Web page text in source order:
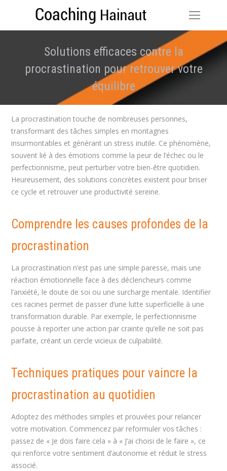
Solutions efficaces contre la
procrastination pour retrouver votre
équilibre
Vous êtes ici :
La procrastination touche de nombreuses personnes,
transformant des tâches simples en montagnes
insurmontables et générant un stress inutile. Ce phénomène,
souvent lié à des émotions comme la peur de l’échec ou le
perfectionnisme, peut perturber votre bien-être quotidien.
Heureusement, des solutions concrètes existent pour briser
ce cycle et retrouver une productivité sereine.
Comprendre les causes profondes de la
procrastination
La procrastination n’est pas une simple paresse, mais une
réaction émotionnelle face à des déclencheurs comme
l’anxiété, le doute de soi ou une surcharge mentale. Identifier
ces racines permet de passer d’une lutte superficielle à une
transformation durable. Par exemple, le perfectionnisme
pousse à reporter une action par crainte qu’elle ne soit pas
parfaite, créant un cercle vicieux de culpabilité.
Techniques pratiques pour vaincre la
procrastination au quotidien
Adoptez des méthodes simples et prouvées pour relancer
votre motivation. Commencez par reformuler vos tâches :
passez de « Je dois faire cela » à « J’ai choisi de le faire », ce
qui renforce votre sentiment d’autonomie et réduit le stress
associé.